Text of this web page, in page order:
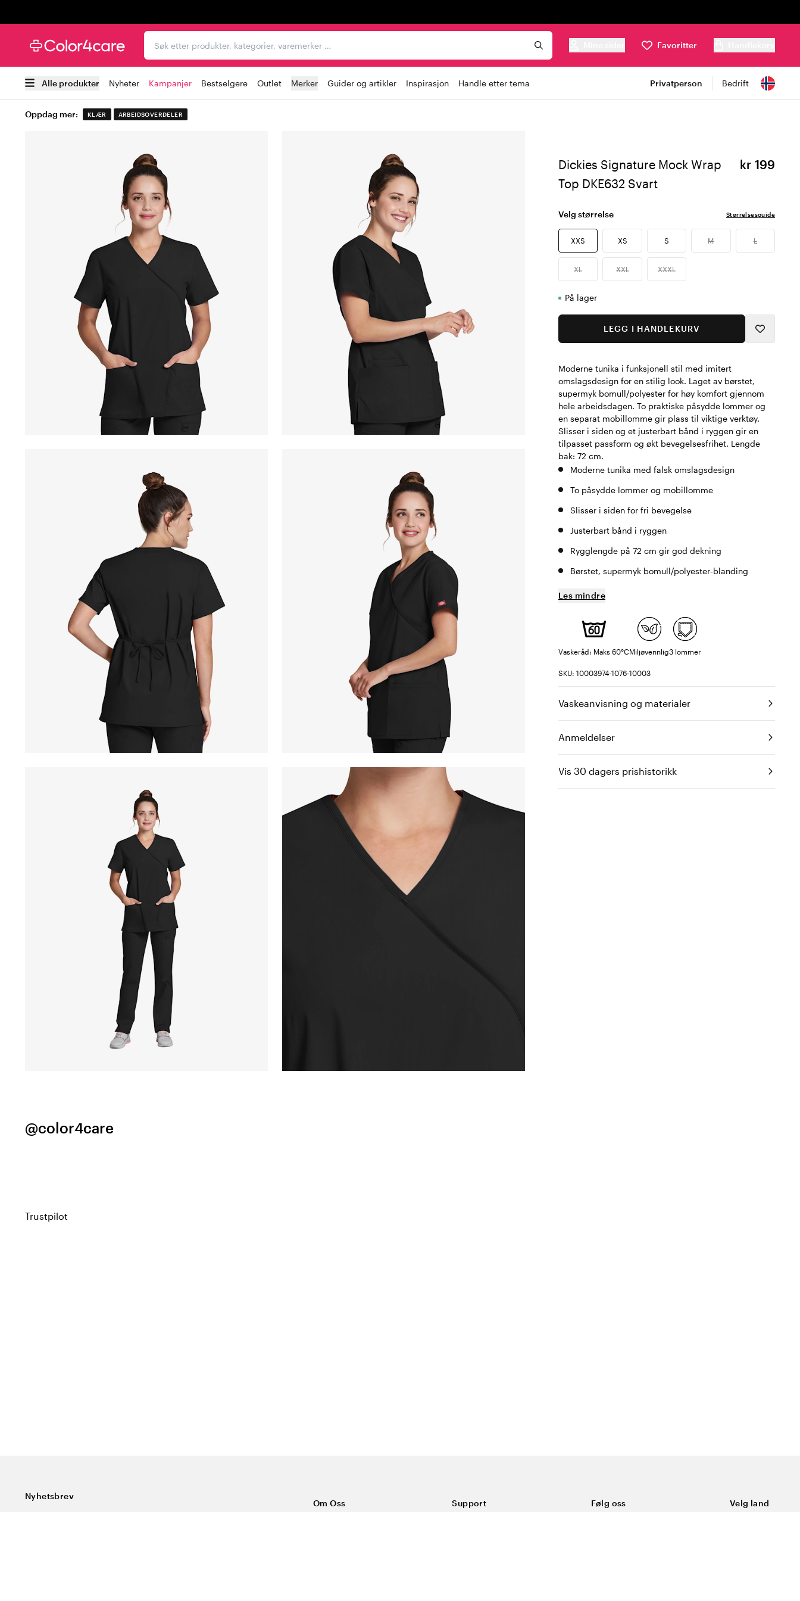
Søk etter produkter, kategorier, varemerker …
Favoritter
Alle produkter Nyheter Kampanjer Bestselgere Outlet Merker Guider og artikler Inspirasjon Handle etter tema Privatperson Bedrift
Oppdag mer: KLÆR ARBEIDSOVERDELER
Dickies Signature Mock Wrap
Top DKE632 Svart
kr 199
Velg størrelse Størrelsesguide
XXS XS S M L
XL XXL XXXL
På lager
LEGG I HANDLEKURV
Moderne tunika i funksjonell stil med imitert
omslagsdesign for en stilig look. Laget av børstet,
supermyk bomull/polyester for høy komfort gjennom
hele arbeidsdagen. To praktiske påsydde lommer og
en separat mobillomme gir plass til viktige verktøy.
Slisser i siden og et justerbart bånd i ryggen gir en
tilpasset passform og økt bevegelsesfrihet. Lengde
bak: 72 cm.
Moderne tunika med falsk omslagsdesign
To påsydde lommer og mobillomme
Slisser i siden for fri bevegelse
Justerbart bånd i ryggen
Rygglengde på 72 cm gir god dekning
Børstet, supermyk bomull/polyester-blanding
Les mindre
Vaskeråd: Maks 60°CMiljøvennlig3 lommer
SKU: 10003974-1076-10003
Vaskeanvisning og materialer
Anmeldelser
Vis 30 dagers prishistorikk
@color4care
Trustpilot
Nyhetsbrev
Om Oss Support Følg oss Velg land